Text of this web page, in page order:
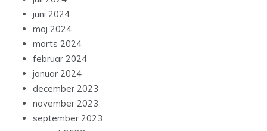
juni 2024
maj 2024
marts 2024
februar 2024
januar 2024
december 2023
november 2023
september 2023